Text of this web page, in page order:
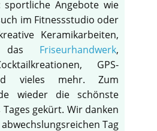
Angebote wie
im Fitnessstudio oder
Keramikarbeiten,
das Friseurhandwerk,
GPS-
vieles mehr. Zum
wieder die schönste
Tages gekürt. Wir danken
Tag